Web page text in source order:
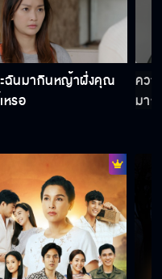
ร็วๆ นี้
ะฉันมากินหญ้าฝั่งคุณ
หรอ
ควา
มาก